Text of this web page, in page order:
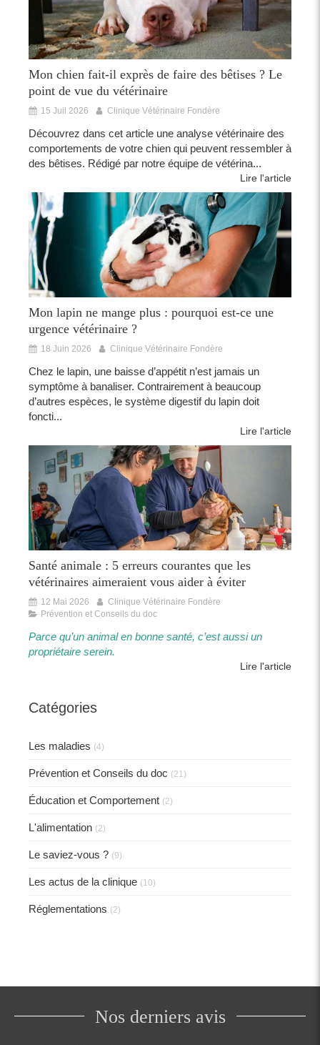
Mon chien fait-il exprès de faire des bêtises ? Le
point de vue du vétérinaire
15 Juil 2026 Clinique Vétérinaire Fondère
Découvrez dans cet article une analyse vétérinaire des
comportements de votre chien qui peuvent ressembler à
des bêtises. Rédigé par notre équipe de vétérina...
Lire l'article
Mon lapin ne mange plus : pourquoi est-ce une
urgence vétérinaire ?
18 Juin 2026 Clinique Vétérinaire Fondère
Chez le lapin, une baisse d’appétit n’est jamais un
symptôme à banaliser. Contrairement à beaucoup
d’autres espèces, le système digestif du lapin doit
foncti...
Lire l'article
Santé animale : 5 erreurs courantes que les
vétérinaires aimeraient vous aider à éviter
12 Mai 2026
Clinique Vétérinaire Fondère
Prévention et Conseils du doc
Parce qu’un animal en bonne santé, c’est aussi un
propriétaire serein.​​
Lire l'article
Catégories
Les maladies (4)
Prévention et Conseils du doc (21)
Éducation et Comportement (2)
L'alimentation (2)
Le saviez-vous ? (9)
Les actus de la clinique (10)
Réglementations (2)
Nos derniers avis